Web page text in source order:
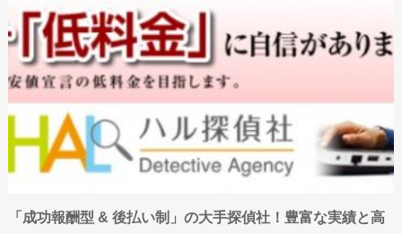
「成功報酬型 & 後払い制」の大手探偵社！豊富な実績と高